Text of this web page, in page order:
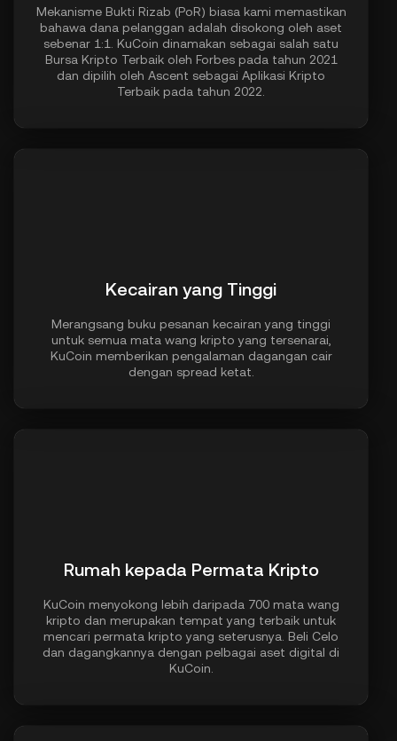
Mekanisme Bukti Rizab (PoR) biasa kami memastikan
bahawa dana pelanggan adalah disokong oleh aset
sebenar 1:1. KuCoin dinamakan sebagai salah satu
Bursa Kripto Terbaik oleh Forbes pada tahun 2021
dan dipilih oleh Ascent sebagai Aplikasi Kripto
Terbaik pada tahun 2022.
Kecairan yang Tinggi
Merangsang buku pesanan kecairan yang tinggi
untuk semua mata wang kripto yang tersenarai,
KuCoin memberikan pengalaman dagangan cair
dengan spread ketat.
Rumah kepada Permata Kripto
KuCoin menyokong lebih daripada 700 mata wang
kripto dan merupakan tempat yang terbaik untuk
mencari permata kripto yang seterusnya. Beli Celo
dan dagangkannya dengan pelbagai aset digital di
KuCoin.